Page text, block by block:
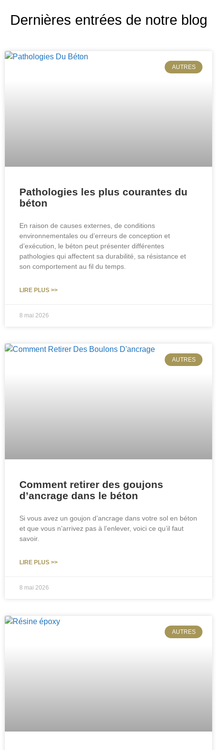
Dernières entrées de notre blog
AUTRES
Pathologies les plus courantes du
béton
En raison de causes externes, de conditions
environnementales ou d’erreurs de conception et
d’exécution, le béton peut présenter différentes
pathologies qui affectent sa durabilité, sa résistance et
son comportement au fil du temps.
LIRE PLUS >>
8 mai 2026
AUTRES
Comment retirer des goujons
d’ancrage dans le béton
Si vous avez un goujon d’ancrage dans votre sol en béton
et que vous n’arrivez pas à l’enlever, voici ce qu’il faut
savoir.
LIRE PLUS >>
8 mai 2026
AUTRES